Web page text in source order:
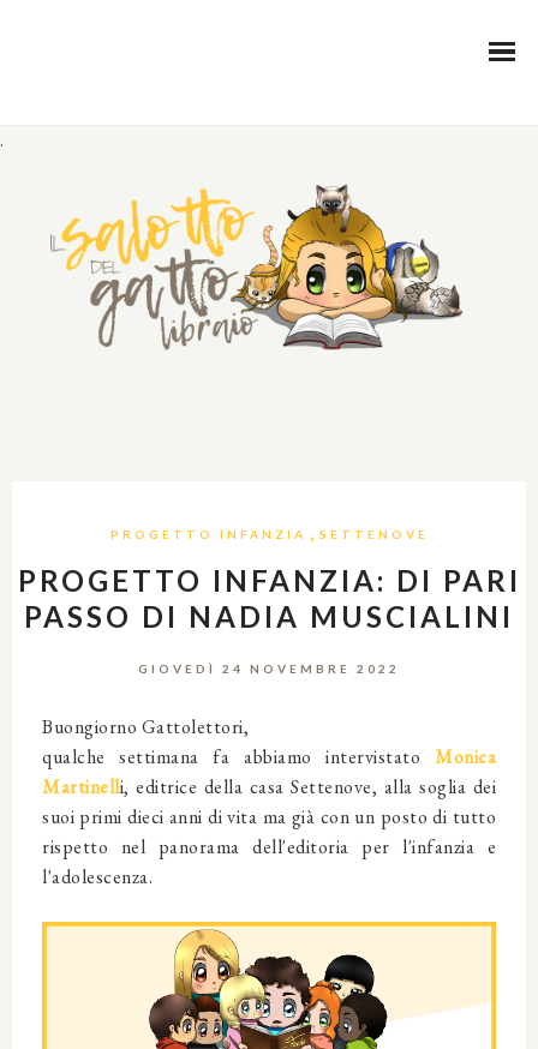
.
PROGETTO INFANZIA , SETTENOVE
PROGETTO INFANZIA: DI PARI
PASSO DI NADIA MUSCIALINI
GIOVEDÌ 24 NOVEMBRE 2022
Buongiorno Gattolettori,
qualche settimana fa abbiamo intervistato Monica
Martinelli, editrice della casa Settenove, alla soglia dei
suoi primi dieci anni di vita ma già con un posto di tutto
rispetto nel panorama dell'editoria per l'infanzia e
l'adolescenza.